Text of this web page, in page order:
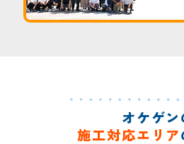
オケゲン
施工対応エリア